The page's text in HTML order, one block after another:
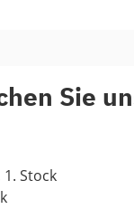
Sie
Stock